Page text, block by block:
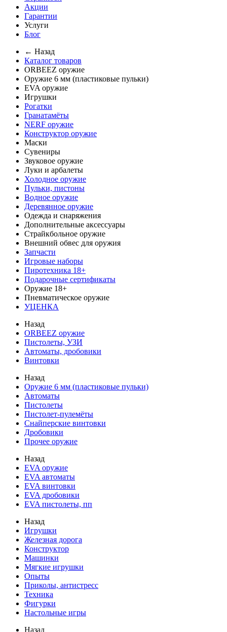
Акции
Гарантии
Услуги
Блог
← Назад
Каталог товаров
ORBEEZ оружие
Оружие 6 мм (пластиковые пульки)
EVA оружие
Игрушки
Рогатки
Гранатамёты
NERF оружие
Конструктор оружие
Маски
Сувениры
Звуковое оружие
Луки и арбалеты
Холодное оружие
Пульки, пистоны
Водное оружие
Деревянное оружие
Одежда и снаряжения
Дополнительные аксессуары
Страйкбольное оружие
Внешний обвес для оружия
Запчасти
Игровые наборы
Пиротехника 18+
Подарочные сертификаты
Оружие 18+
Пневматическое оружие
УЦЕНКА
Назад
ORBEEZ оружие
Пистолеты, УЗИ
Автоматы, дробовики
Винтовки
Назад
Оружие 6 мм (пластиковые пульки)
Автоматы
Пистолеты
Пистолет-пулемёты
Снайперские винтовки
Дробовики
Прочее оружие
Назад
EVA оружие
EVA автоматы
EVA винтовки
EVA дробовики
EVA пистолеты, пп
Назад
Игрушки
Железная дорога
Конструктор
Машинки
Мягкие игрушки
Опыты
Приколы, антистресс
Техника
Фигурки
Настольные игры
Назад